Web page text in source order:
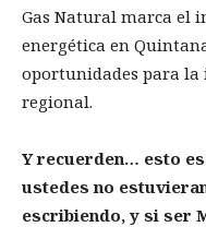
Gas Natural marca el
energética en
oportunidades para
regional.
Y recuerden… esto
ustedes no
escribiendo, y si ser